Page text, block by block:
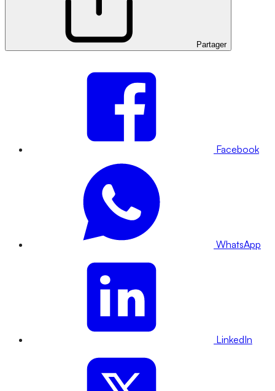
Partager
Facebook
WhatsApp
LinkedIn